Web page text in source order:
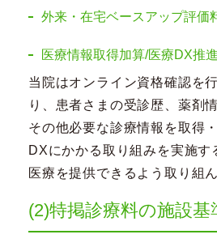
外来・在宅ベースアップ評価
医療情報取得加算/医療DX推
当院はオンライン資格確認を
り、患者さまの受診歴、薬剤
その他必要な診療情報を取得
DXにかかる取り組みを実施す
医療を提供できるよう取り組
(2)特掲診療料の施設基